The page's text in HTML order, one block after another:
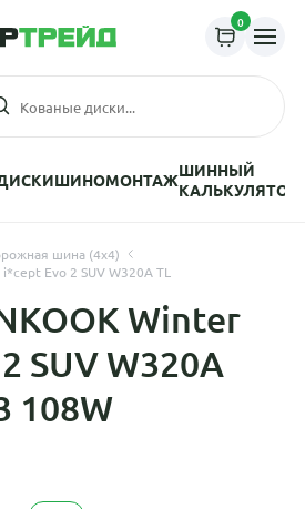
0
ШИНОМОНТАЖШИННЫЙ
КАЛЬКУЛЯТОР
шина (4х4)
Evo 2 SUV W320A TL
Winter
SUV W320A
108W